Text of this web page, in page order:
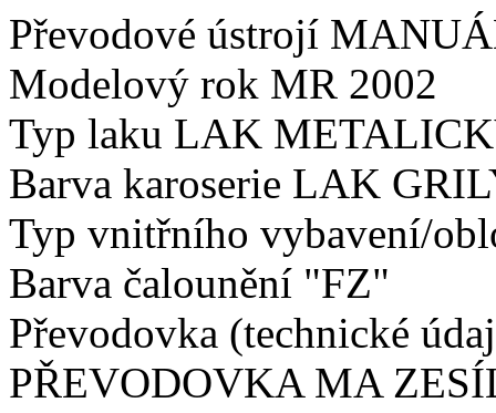
Převodové ústrojí
Modelový rok MR 2002
Typ laku LAK
Barva karoserie LAK
Typ vnitřního vybavení/
Barva čalounění "FZ"
Převodovka (technické
PŘEVODOVKA MA